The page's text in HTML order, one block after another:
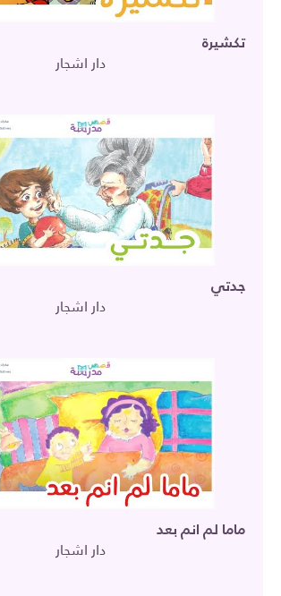
تكشيرة
دار اشجار
جدتي
دار اشجار
ماما لم انم بعد
دار اشجار